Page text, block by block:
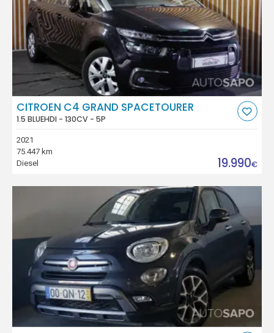
CITROEN C4 GRAND SPACETOURER
1.5 BLUEHDI - 130CV - 5P
2021
75.447 km
Diesel
19.990€